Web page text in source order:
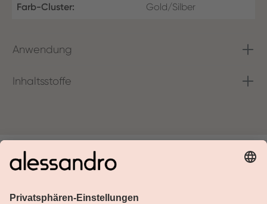
Farb-Cluster: Gold/Silber
Anwendung
Inhaltsstoffe